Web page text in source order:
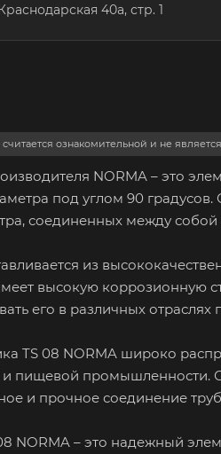
40а, стр. 1
ознакомительной и не
NORMA – это
под углом 90
соединенных между собой
из
высокую коррозионную
его в различных
TS 08 NORMA широко
пищевой промышленности.
и прочное соединение
NORMA – это надежный